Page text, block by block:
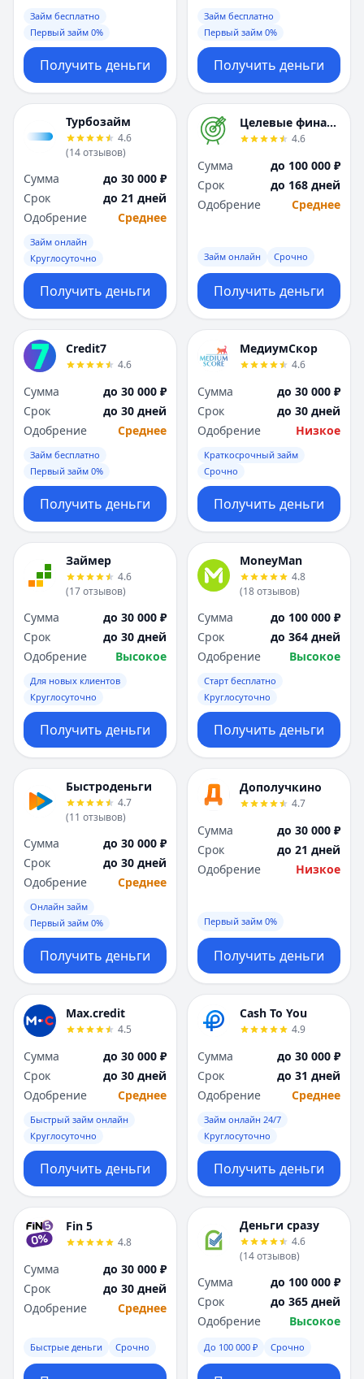
Займ бесплатно
Первый займ 0%
Получить деньги
Займ бесплатно
Первый займ 0%
Получить деньги
Турбозайм
4.6
(14отзывов)
Сумма
до 30 000 ₽
Срок
до 21 дней
Одобрение
Среднее
Займ онлайн
Круглосуточно
Получить деньги
Целевые финансы
4.6
Сумма
до 100 000 ₽
Срок
до 168 дней
Одобрение
Среднее
Займ онлайн Срочно
Получить деньги
Credit7
4.6
Сумма
до 30 000 ₽
Срок
до 30 дней
Одобрение
Среднее
Займ бесплатно
Первый займ 0%
Получить деньги
МедиумСкор
4.6
Сумма
до 30 000 ₽
Срок
до 30 дней
Одобрение
Низкое
Краткосрочный займ
Срочно
Получить деньги
Займер
4.6
(17отзывов)
Сумма
до 30 000 ₽
Срок
до 30 дней
Одобрение
Высокое
Для новых клиентов
Круглосуточно
Получить деньги
MoneyMan
4.8
(18отзывов)
Сумма
до 100 000 ₽
Срок
до 364 дней
Одобрение
Высокое
Старт бесплатно
Круглосуточно
Получить деньги
Быстроденьги
4.7
(11 отзывов)
Сумма
до 30 000 ₽
Срок
до 30 дней
Одобрение
Среднее
Онлайн займ
Первый займ 0%
Получить деньги
Дополучкино
4.7
Сумма
до 30 000 ₽
Срок
до 21 дней
Одобрение
Низкое
Первый займ 0%
Получить деньги
Max.credit
4.5
Сумма
до 30 000 ₽
Срок
до 30 дней
Одобрение
Среднее
Быстрый займ онлайн
Круглосуточно
Получить деньги
Cash To You
4.9
Сумма
до 30 000 ₽
Срок
до 31 дней
Одобрение
Среднее
Займ онлайн 24/7
Круглосуточно
Получить деньги
Fin 5
4.8
Сумма
до 30 000 ₽
Срок
до 30 дней
Одобрение
Среднее
Быстрые деньги Срочно
Деньги сразу
4.6
(14отзывов)
Сумма
до 100 000 ₽
Срок
до 365 дней
Одобрение
Высокое
До 100 000 ₽ Срочно